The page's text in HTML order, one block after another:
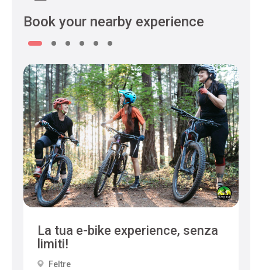
Book your nearby experience
La tua e-bike experience, senza
limiti!
Feltre